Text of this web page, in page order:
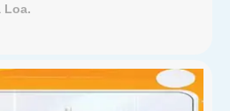
Loa.